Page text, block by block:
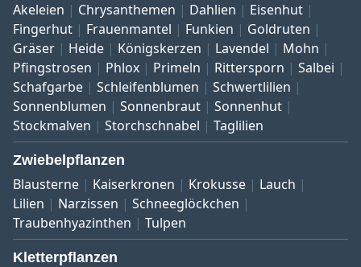
Akeleien Chrysanthemen Dahlien
Eisenhut
Fingerhut
Frauenmantel Funkien
Goldruten
Gräser
Heide Königskerzen Lavendel
Mohn
Pfingstrosen
Phlox Primeln Rittersporn
Salbei
Schafgarbe
Schleifenblumen
Schwertlilien
Sonnenblumen
Sonnenbraut
Sonnenhut
Stockmalven
Storchschnabel Taglilien
Zwiebelpflanzen
Blausterne Kaiserkronen Krokusse
Lauch
Lilien
Narzissen
Schneeglöckchen
Traubenhyazinthen
Tulpen
Kletterpflanzen